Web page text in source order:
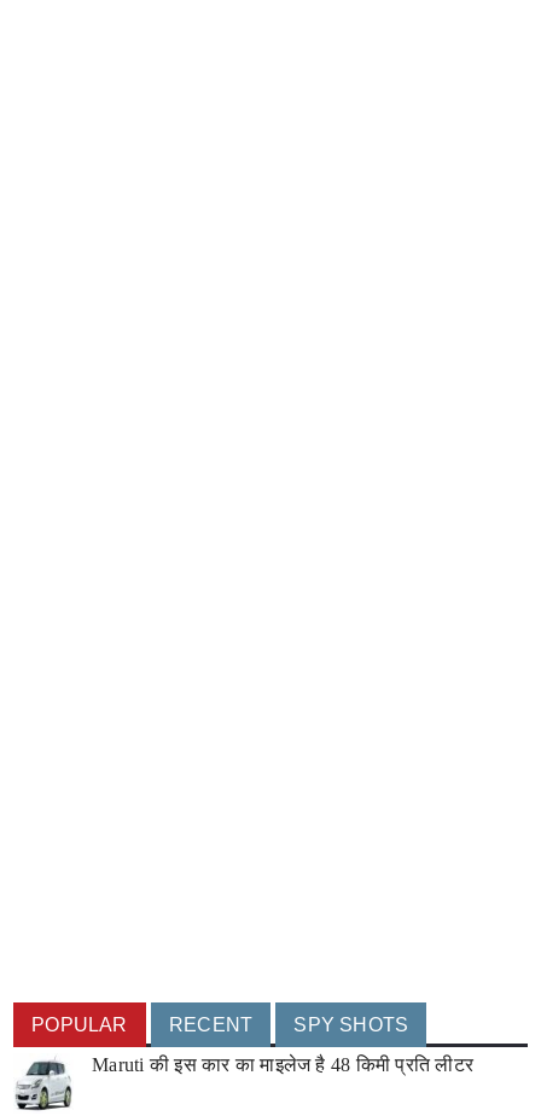
POPULAR RECENT
SPY SHOTS
Maruti की इस कार का माइलेज है 48 किमी प्रति लीटर